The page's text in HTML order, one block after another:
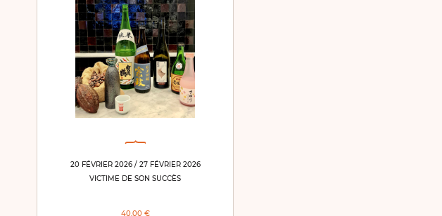
20 FÉVRIER 2026 / 27 FÉVRIER 2026
VICTIME DE SON SUCCÈS
40,00 €